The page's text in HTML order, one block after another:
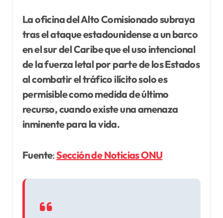
Laoficina del Alto Comisionado subraya
tras el ataque estadounidense a un barco
en el sur del Caribe que el uso intencional
de la fuerza letal por parte de los Estados
al combatir el tráfico ilícito solo es
permisible como medida de último
recurso,cuando existe una amenaza
inminente para la vida.
Fuente:Sección de Noticias ONU